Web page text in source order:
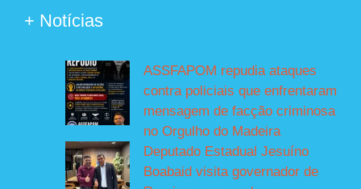
+ Notícias
ASSFAPOM repudia ataques
contra policiais que enfrentaram
mensagem de facção criminosa
no Orgulho do Madeira
Deputado Estadual Jesuíno
Boabaid visita governador de